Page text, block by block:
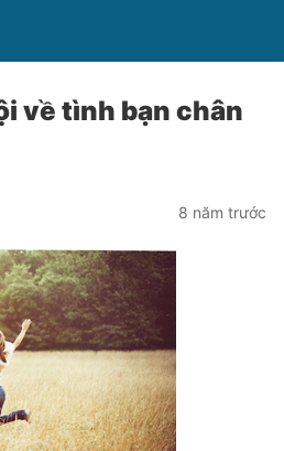
về tình bạn chân
8 năm trước